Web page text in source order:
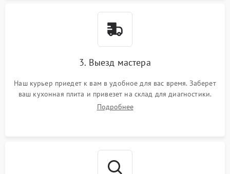
3. Выезд мастера
Наш курьер приедет к вам в удобное для вас время. Заберет
ваш кухонная плита и привезет на склад для диагностики.
Подробнее